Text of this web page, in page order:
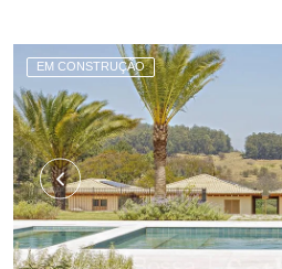
EM CONSTRUÇÃO